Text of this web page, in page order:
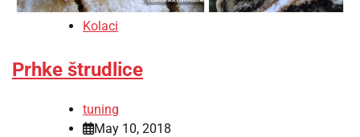
Kolaci
Prhke štrudlice
tuning
May 10, 2018